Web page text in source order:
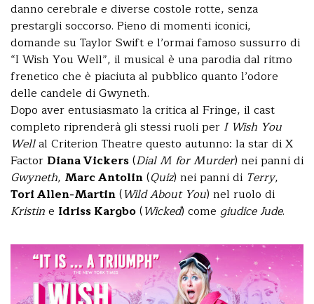
danno cerebrale e diverse costole rotte, senza
prestargli soccorso. Pieno di momenti iconici,
domande su Taylor Swift e l’ormai famoso sussurro di
“I Wish You Well”, il musical è una parodia dal ritmo
frenetico che è piaciuta al pubblico quanto l’odore
delle candele di Gwyneth.
Dopo aver entusiasmato la critica al Fringe, il cast
completo riprenderà gli stessi ruoli per I Wish You
Wellal Criterion Theatre questo autunno: la star di X
FactorDiana Vickers(Dial M for Murder) nei panni di
Gwyneth, Marc Antolin(Quiz) nei panni di Terry,
Tori Allen-Martin(Wild About You) nel ruolo di
Kristine Idriss Kargbo(Wicked) come giudice Jude.